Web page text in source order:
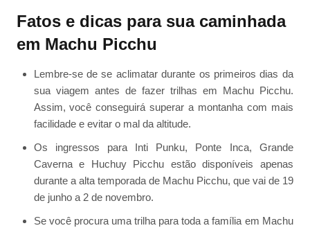
Fatos e dicas para sua caminhada
em Machu Picchu
Lembre-se de se aclimatar durante os primeiros dias da
sua viagem antes de fazer trilhas em Machu Picchu.
Assim, você conseguirá superar a montanha com mais
facilidade e evitar o mal da altitude.
Os ingressos para Inti Punku, Ponte Inca, Grande
Caverna e Huchuy Picchu estão disponíveis apenas
durante a alta temporada de Machu Picchu, que vai de 19
de junho a 2 de novembro.
Se você procura uma trilha para toda a família em Machu